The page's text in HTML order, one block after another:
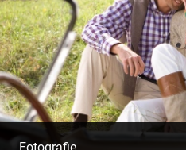
Fotografie